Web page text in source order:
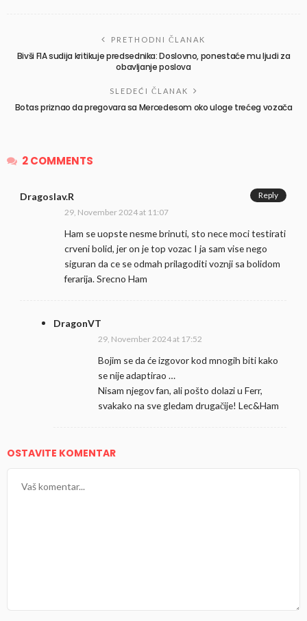
PRETHODNI ČLANAK
Bivši FIA sudija kritikuje predsednika: Doslovno, ponestaće mu ljudi za
obavljanje poslova
SLEDEĆI ČLANAK
Botas priznao da pregovara sa Mercedesom oko uloge trećeg vozača
2 COMMENTS
Dragoslav.R
29, November 2024 at 11:07
Ham se uopste nesme brinuti, sto nece moci testirati
crveni bolid, jer on je top vozac I ja sam vise nego
siguran da ce se odmah prilagoditi voznji sa bolidom
ferarija. Srecno Ham
Reply
DragonVT
29, November 2024 at 17:52
Bojim se da će izgovor kod mnogih biti kako
se nije adaptirao …
Nisam njegov fan, ali pošto dolazi u Ferr,
svakako na sve gledam drugačije! Lec&Ham
OSTAVITE KOMENTAR